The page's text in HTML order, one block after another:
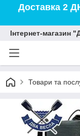
Доставка 2
Інтернет-магазин
Товари та